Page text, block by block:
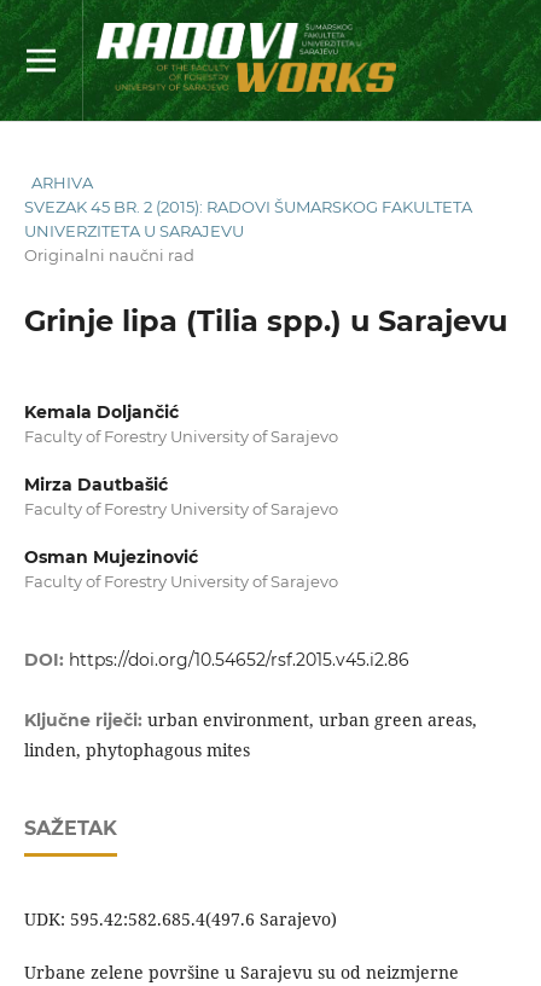
ARHIVA
SVEZAK 45 BR. 2 (2015): RADOVI ŠUMARSKOG FAKULTETA
UNIVERZITETA U SARAJEVU
Originalni naučni rad
Grinje lipa (Tilia spp.) u Sarajevu
Kemala Doljančić
Faculty of Forestry University of Sarajevo
Mirza Dautbašić
Faculty of Forestry University of Sarajevo
Osman Mujezinović
Faculty of Forestry University of Sarajevo
DOI: https://doi.org/10.54652/rsf.2015.v45.i2.86
Ključne riječi: urban environment, urban green areas,
linden, phytophagous mites
SAŽETAK
UDK: 595.42:582.685.4(497.6 Sarajevo)
Urbane zelene površine u Sarajevu su od neizmjerne